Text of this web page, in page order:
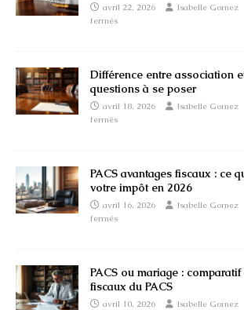
avril 22, 2026 Isabelle Gomez
fermés
Différence entre association
questions à se poser
avril 18, 2026 Isabelle Gomez
fermés
PACS avantages fiscaux : ce
votre impôt en 2026
avril 16, 2026 Isabelle Gomez
fermés
PACS ou mariage :
fiscaux du PACS
avril 10, 2026 Isabelle Gomez